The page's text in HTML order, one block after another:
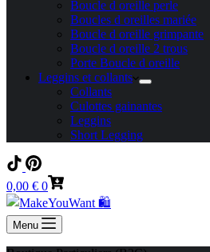
Boucle d oreille perle
Boucles d oreilles mariée
Boucle d oreille grimpante
Boucle d oreille 2 trous
Porte Boucle d oreille
Leggins et collants
Collants
Culottes gainantes
Leggins
Short Legging
Panier
d’achat
0,00 € 0
Menu